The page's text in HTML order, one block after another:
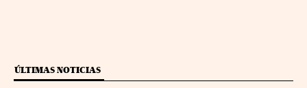
ÚLTIMAS NOTICIAS